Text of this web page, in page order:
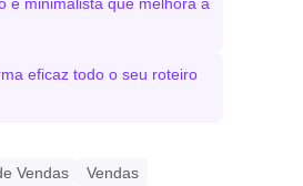
eficaz todo o seu roteiro
Vendas
Vendas